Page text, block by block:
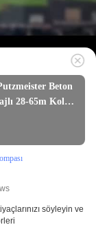
Beton
28-65m Kol
söyleyin ve